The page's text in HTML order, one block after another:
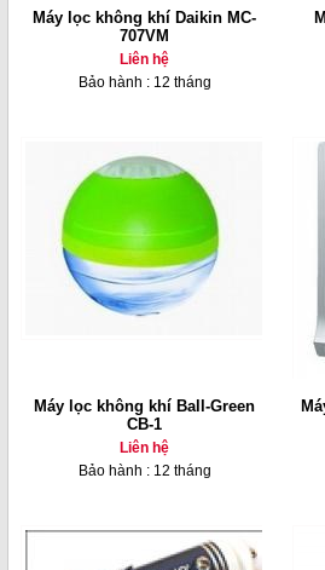
Máy lọc không khí Daikin MC-
707VM
Liên hệ
Bảo hành : 12 tháng
Máy lọc không khí Ball-Green
CB-1
Liên hệ
Bảo hành : 12 tháng